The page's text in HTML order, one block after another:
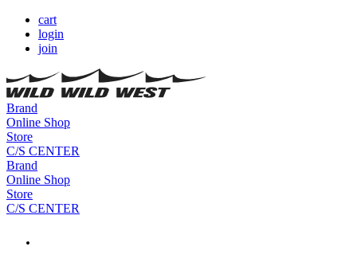
cart
login
join
Brand
Online Shop
Store
C/S CENTER
Brand
Online Shop
Store
C/S CENTER